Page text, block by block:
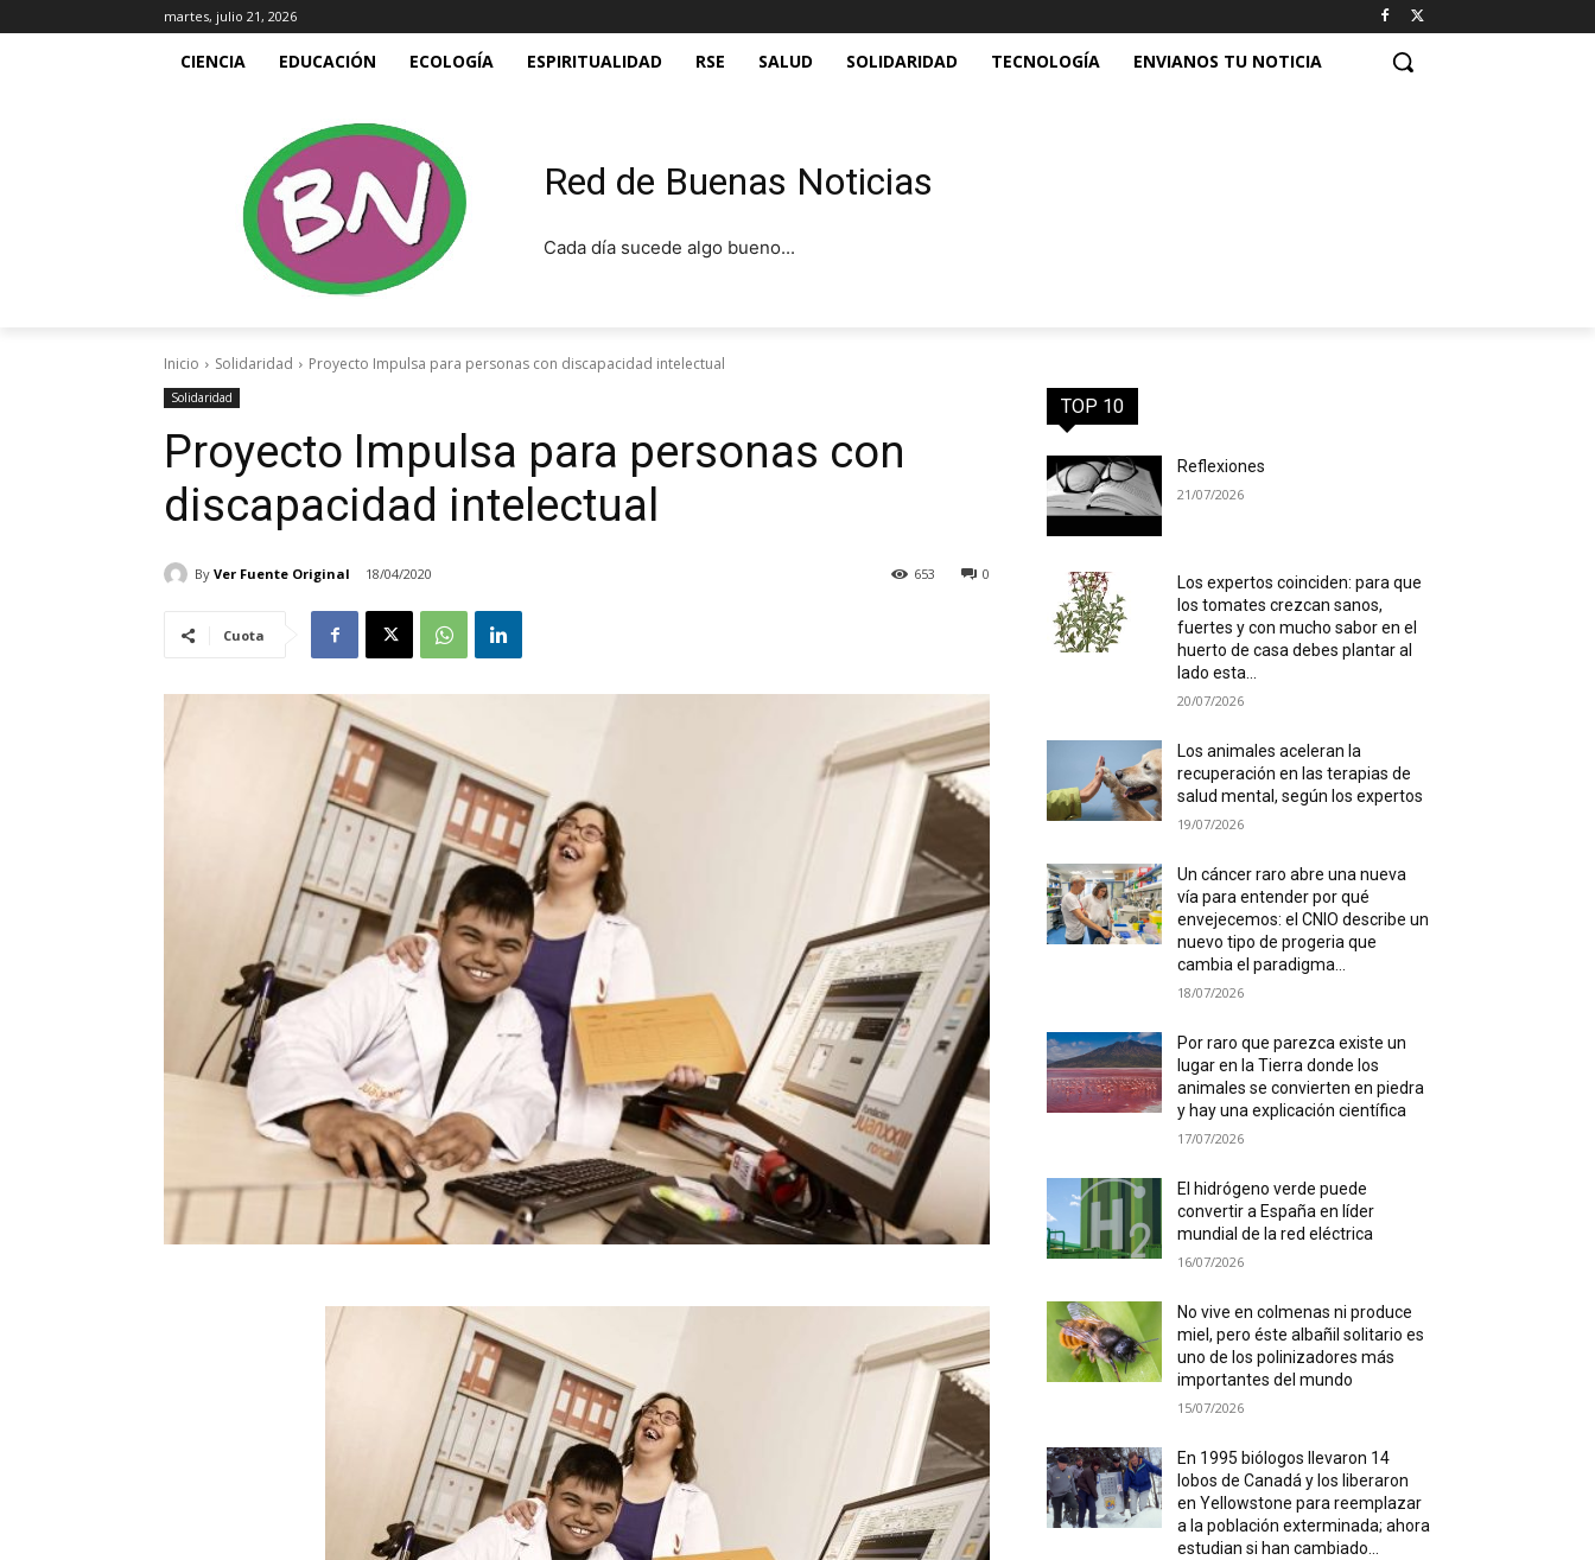
martes, julio 21, 2026
CIENCIA EDUCACIÓN ECOLOGÍA ESPIRITUALIDAD RSE SALUD SOLIDARIDAD TECNOLOGÍA ENVIANOS TU NOTICIA
Red de Buenas Noticias
Cada día sucede algo bueno...
Inicio Solidaridad Proyecto Impulsa para personas con discapacidad intelectual
Solidaridad
Proyecto Impulsa para personas con
discapacidad intelectual
By Ver Fuente Original 18/04/2020 0
653
Cuota
TOP 10
Reflexiones
21/07/2026
Los expertos coinciden: para que
los tomates crezcan sanos,
fuertes y con mucho sabor en el
huerto de casa debes plantar al
lado esta...
20/07/2026
Los animales aceleran la
recuperación en las terapias de
salud mental, según los expertos
19/07/2026
Un cáncer raro abre una nueva
vía para entender por qué
envejecemos: el CNIO describe un
nuevo tipo de progeria que
cambia el paradigma...
18/07/2026
Por raro que parezca existe un
lugar en la Tierra donde los
animales se convierten en piedra
y hay una explicación científica
17/07/2026
El hidrógeno verde puede
convertir a España en líder
mundial de la red eléctrica
16/07/2026
No vive en colmenas ni produce
miel, pero éste albañil solitario es
uno de los polinizadores más
importantes del mundo
15/07/2026
En 1995 biólogos llevaron 14
lobos de Canadá y los liberaron
en Yellowstone para reemplazar
a la población exterminada; ahora
estudian si han cambiado...